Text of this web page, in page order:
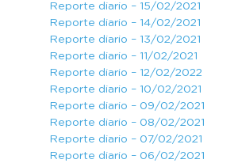
Reporte diario – 15/02/2021
Reporte diario – 14/02/2021
Reporte diario – 13/02/2021
Reporte diario – 11/02/2021
Reporte diario – 12/02/2022
Reporte diario – 10/02/2021
Reporte diario – 09/02/2021
Reporte diario – 08/02/2021
Reporte diario – 07/02/2021
Reporte diario – 06/02/2021